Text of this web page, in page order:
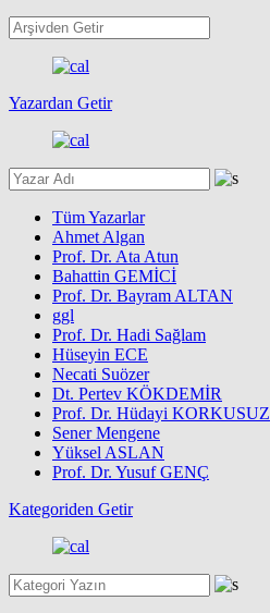
Yazardan Getir
Tüm Yazarlar
Ahmet Algan
Prof. Dr. Ata Atun
Bahattin GEMİCİ
Prof. Dr. Bayram ALTAN
ggl
Prof. Dr. Hadi Sağlam
Hüseyin ECE
Necati Suözer
Dt. Pertev KÖKDEMİR
Prof. Dr. Hüdayi KORKUSUZ
Sener Mengene
Yüksel ASLAN
Prof. Dr. Yusuf GENÇ
Kategoriden Getir